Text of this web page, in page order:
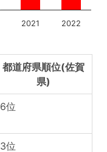
2021 2022
都道府県順位(佐賀
県)
6位
3位